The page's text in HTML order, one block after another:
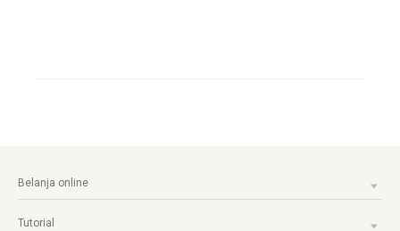
Belanja online
Tutorial